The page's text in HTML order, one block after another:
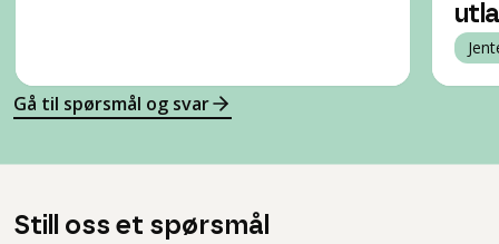
Gå til spørsmål og svar
Still oss et spørsmål